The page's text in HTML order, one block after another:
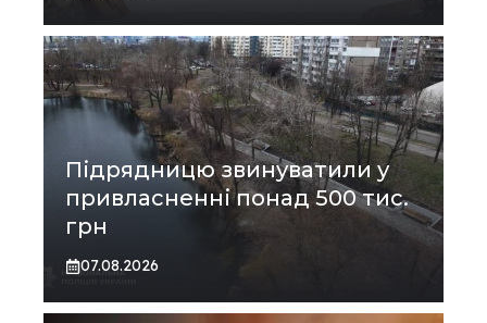
Підрядницю звинуватили у
привласненні понад 500 тис.
грн
07.08.2026